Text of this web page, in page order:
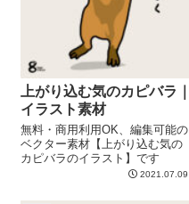
上がり込む気のカピバラ｜
イラスト素材
無料・商用利用OK、編集可能の
ベクター素材【上がり込む気の
カピバラのイラスト】です
2021.07.09